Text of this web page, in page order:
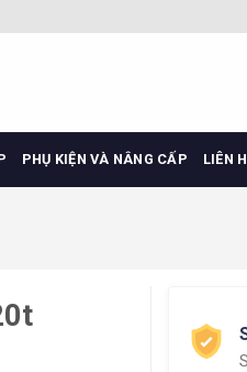
PHỤ KIỆN VÀ NÂNG CẤP LIÊN